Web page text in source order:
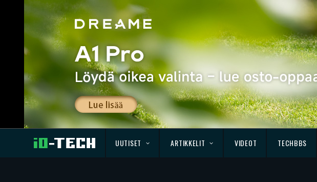
UUTISET ARTIKKELIT VIDEOT TECHBBS